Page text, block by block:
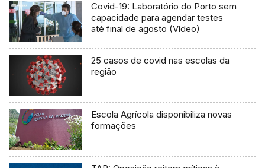
Covid-19: Laboratório do Porto sem
capacidade para agendar testes
até final de agosto (Vídeo)
25 casos de covid nas escolas da
região
Escola Agrícola disponibiliza novas
formações